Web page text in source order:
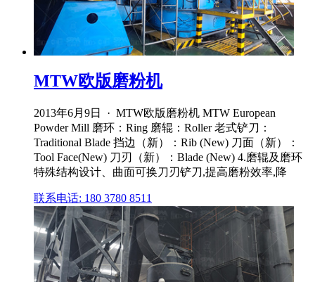
MTW欧版磨粉机
2013年6月9日 · MTW欧版磨粉机 MTW European
Powder Mill 磨环：Ring 磨辊：Roller 老式铲刀：
Traditional Blade 挡边（新）：Rib (New) 刀面（新）：
Tool Face(New) 刀刃（新）：Blade (New) 4.磨辊及磨环
特殊结构设计、曲面可换刀刃铲刀,提高磨粉效率,降
联系电话: 180 3780 8511